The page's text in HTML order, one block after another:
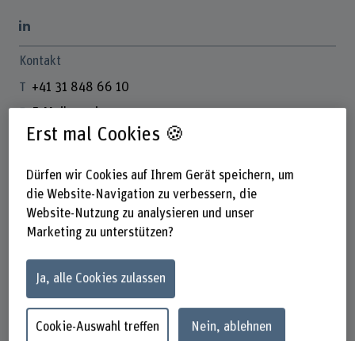
Kontakt
+41 31 848 66 10
E-Mail anzeigen
Links
people.unil.ch/isabellezinn/
orcid.org/0000-0003-1272-5415
Präsenzzeit
Montag
Mittwoch
Erst mal Cookies 🍪
Dürfen wir Cookies auf Ihrem Gerät speichern, um
die Website-Navigation zu verbessern, die
Website-Nutzung zu analysieren und unser
Marketing zu unterstützen?
Ja, alle Cookies zulassen
Cookie-Auswahl treffen Nein, ablehnen